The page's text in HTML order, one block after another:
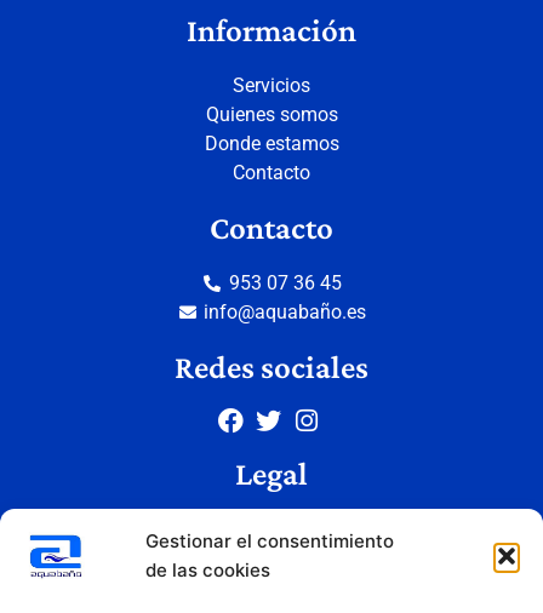
Gestionar el consentimiento
de las cookies
Información
Servicios
Quienes somos
Donde estamos
Contacto
Contacto
953 07 36 45
info@aquabaño.es
Redes sociales
Legal
Política de privacidad